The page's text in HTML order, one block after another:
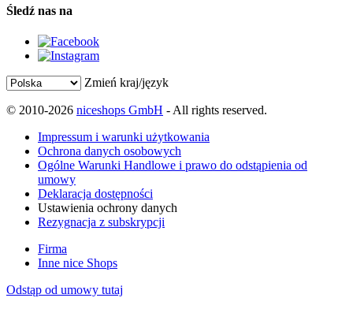
Śledź nas na
Zmień kraj/język
© 2010-2026 niceshops GmbH - All rights reserved.
Impressum i warunki użytkowania
Ochrona danych osobowych
Ogólne Warunki Handlowe i prawo do odstąpienia od
umowy
Deklaracja dostępności
Ustawienia ochrony danych
Rezygnacja z subskrypcji
Firma
Inne nice Shops
Odstąp od umowy tutaj